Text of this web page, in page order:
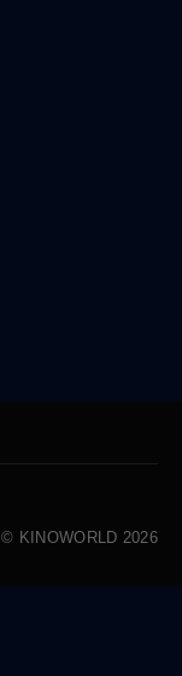
© KINOWORLD 2026